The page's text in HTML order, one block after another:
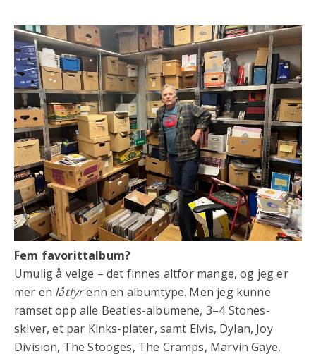
Fem favorittalbum?
Umulig å velge – det finnes altfor mange, og jeg er
mer en låtfyrenn en albumtype. Men jeg kunne
ramset opp alle Beatles-albumene, 3–4 Stones-
skiver, et par Kinks-plater, samt Elvis, Dylan, Joy
Division, The Stooges, The Cramps, Marvin Gaye,